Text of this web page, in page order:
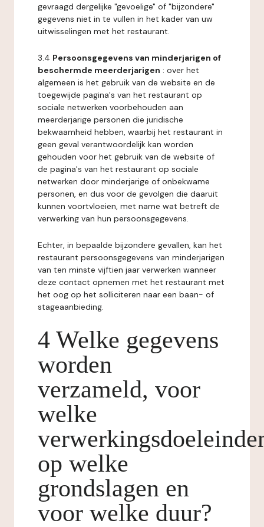
gevraagd dergelijke "gevoelige" of "bijzondere"
gegevens niet in te vullen in het kader van uw
uitwisselingen met het restaurant.
3.4 Persoonsgegevens van minderjarigen of
beschermde meerderjarigen : over het
algemeen is het gebruik van de website en de
toegewijde pagina's van het restaurant op
sociale netwerken voorbehouden aan
meerderjarige personen die juridische
bekwaamheid hebben, waarbij het restaurant in
geen geval verantwoordelijk kan worden
gehouden voor het gebruik van de website of
de pagina's van het restaurant op sociale
netwerken door minderjarige of onbekwame
personen, en dus voor de gevolgen die daaruit
kunnen voortvloeien, met name wat betreft de
verwerking van hun persoonsgegevens.
Echter, in bepaalde bijzondere gevallen, kan het
restaurant persoonsgegevens van minderjarigen
van ten minste vijftien jaar verwerken wanneer
deze contact opnemen met het restaurant met
het oog op het solliciteren naar een baan- of
stageaanbieding.
4 Welke gegevens
worden
verzameld, voor
welke
op welke
grondslagen en
voor welke duur?